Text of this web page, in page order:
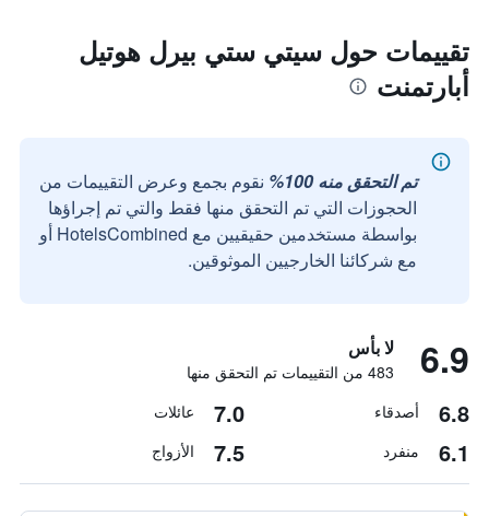
تقييمات حول سيتي ستي بيرل هوتيل
أبارتمنت
تم التحقق منه 100%
نقوم بجمع وعرض التقييمات من
الحجوزات التي تم التحقق منها فقط والتي تم إجراؤها
بواسطة مستخدمين حقيقيين مع HotelsCombined أو
مع شركائنا الخارجيين الموثوقين.
6.9 لا بأس
483 من التقييمات تم التحقق منها
6.8 أصدقاء 7.0 عائلات
6.1 منفرد 7.5 الأزواج